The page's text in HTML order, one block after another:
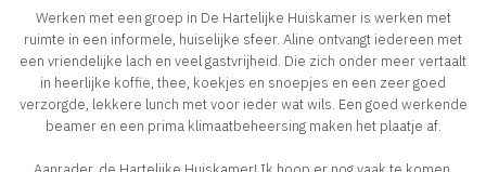
Werken met een groep in De Hartelijke Huiskamer is werken met
ruimte in een informele, huiselijke sfeer. Aline ontvangt iedereen met
een vriendelijke lach en veel gastvrijheid. Die zich onder meer vertaalt
in heerlijke koffie, thee, koekjes en snoepjes en een zeer goed
verzorgde, lekkere lunch met voor ieder wat wils. Een goed werkende
beamer en een prima klimaatbeheersing maken het plaatje af.